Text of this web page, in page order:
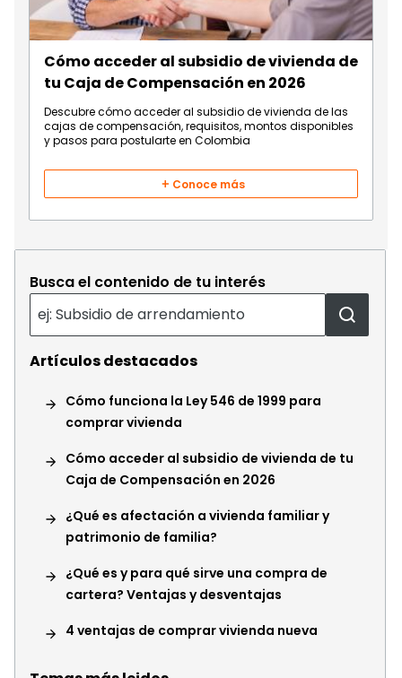
Cómo acceder al subsidio de vivienda de
tu Caja de Compensación en 2026
Descubre cómo acceder al subsidio de vivienda de las
cajas de compensación, requisitos, montos disponibles
y pasos para postularte en Colombia
Conoce más
Busca el contenido de tu interés
Artículos destacados
Cómo funciona la Ley 546 de 1999 para
comprar vivienda
Cómo acceder al subsidio de vivienda de tu
Caja de Compensación en 2026
¿Qué es afectación a vivienda familiar y
patrimonio de familia?
¿Qué es y para qué sirve una compra de
cartera? Ventajas y desventajas
4 ventajas de comprar vivienda nueva